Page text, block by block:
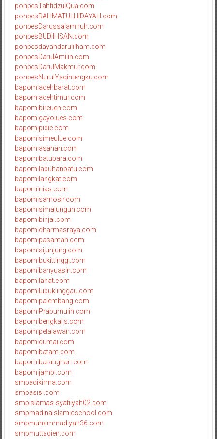
ponpesTahfidzulQua.com
ponpesRAHMATULHIDAYAH.com
ponpesDarussalamnuh.com
ponpesBUDiIHSAN.com
ponpesdayahdarulilham.com
ponpesDarulAmilin.com
ponpesDarulMakmur.com
ponpesNurulYaqintengku.com
bapomiacehbarat.com
bapomiacehtimur.com
bapomibireuen.com
bapomigayolues.com
bapomipidie.com
bapomisimeulue.com
bapomiasahan.com
bapomibatubara.com
bapomilabuhanbatu.com
bapomilangkat.com
bapominias.com
bapomisamosir.com
bapomisimalungun.com
bapomibinjai.com
bapomidharmasraya.com
bapomipasaman.com
bapomisijunjung.com
bapomibukittinggi.com
bapomibanyuasin.com
bapomilahat.com
bapomilubuklinggau.com
bapomipalembang.com
bapomiPrabumulih.com
bapomibengkalis.com
bapomipelalawan.com
bapomidumai.com
bapomibatam.com
bapomibatanghari.com
bapomijambi.com
smpadikirma.com
smpasisi.com
smpislamas-syafiiyah02.com
smpmadinaislamicschool.com
smpmuhammadiyah36.com
smpmuttaqien.com